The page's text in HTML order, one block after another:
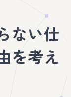
ない仕
を考え